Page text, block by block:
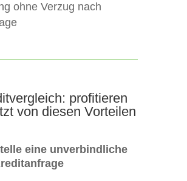
ohne Verzug nach
profitieren
von diesen Vorteilen
eine unverbindliche